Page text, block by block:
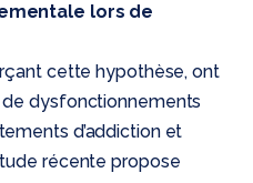
lors de
cette hypothèse, ont
dysfonctionnements
d’addiction et
récente propose